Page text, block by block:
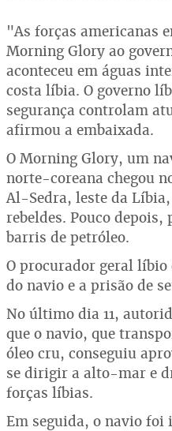
"As forças americanas
Morning Glory ao
aconteceu em águas
costa líbia. O governo
segurança controlam
afirmou a embaixada.
O Morning Glory, um
norte-coreana chegou
Al-Sedra, leste da
rebeldes. Pouco
barris de petróleo.
O procurador geral
do navio e a prisão de
No último dia 11,
que o navio, que
óleo cru, conseguiu
se dirigir a alto-mar e
forças líbias.
Em seguida, o navio foi